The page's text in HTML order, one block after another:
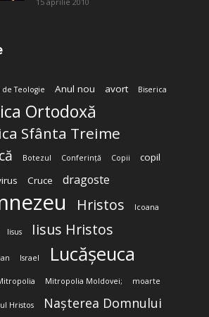
Teologie Anul nou avort Biserica
Ortodoxă
Sfânta Treime
Botezul Conferință Copii
copil
Cruce dragoste
Hristos Icoana
Iisus Iisus Hristos
Israel Lucășeuca
Mitropolia Moldovei; moarte
Hristos Nașterea Domnului